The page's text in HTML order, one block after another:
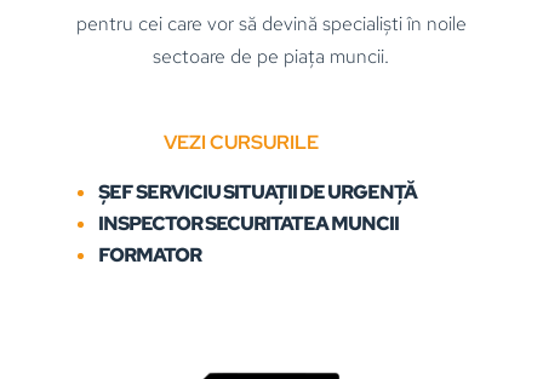
pentru cei care vor să devină specialiști în noile
sectoare de pe piața muncii.
VEZI CURSURILE
ȘEF SERVICIU SITUAȚII DE URGENȚĂ
INSPECTOR SECURITATEA MUNCII
FORMATOR